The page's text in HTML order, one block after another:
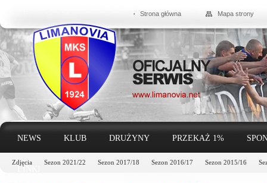
Strona główna Mapa strony
NEWS KLUB DRUŻYNY PRZEKAŻ 1%
Zdjęcia Sezon 2021/22 Sezon 2017/18 Sezon 2016/17 Sezon 2015/16
LINKI